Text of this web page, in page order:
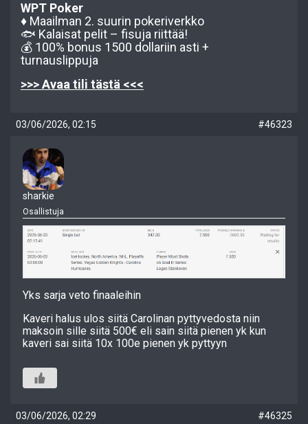
WPT Poker
♦️ Maailman 2. suurin pokeriverkko
🐟 Kalaisat pelit – fisuja riittää!
💰 100% bonus 1500 dollariin asti +
turnauslippuja
>>> Avaa tili tästä <<<
03/06/2026, 02:15 #46323
sharkie
Osallistuja
Yks sarja veto finaaleihin
Kaveri halus ulos siitä Carolinan pyttyvedosta niin
maksoin sille siitä 500€ eli sain siitä pienen yk kun
kaveri sai siitä 10x 100e pienen yk pyttyyn
03/06/2026, 02:29 #46325